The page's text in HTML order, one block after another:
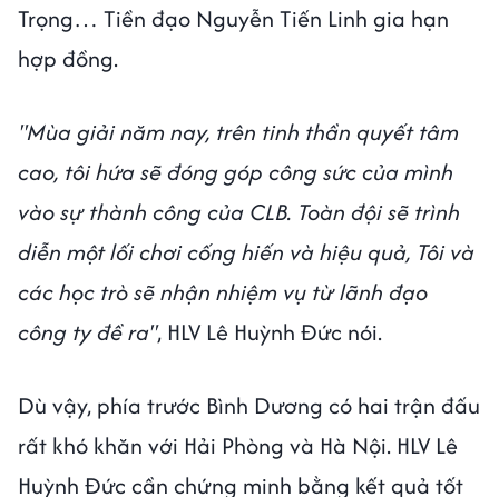
Trọng… Tiền đạo Nguyễn Tiến Linh gia hạn
hợp đồng.
"Mùa giải năm nay, trên tinh thần quyết tâm
cao, tôi hứa sẽ đóng góp công sức của mình
vào sự thành công của CLB. Toàn đội sẽ trình
diễn một lối chơi cống hiến và hiệu quả, Tôi và
các học trò sẽ nhận nhiệm vụ từ lãnh đạo
công ty đề ra", HLV Lê Huỳnh Đức nói.
Dù vậy, phía trước Bình Dương có hai trận đấu
rất khó khăn với Hải Phòng và Hà Nội. HLV Lê
Huỳnh Đức cần chứng minh bằng kết quả tốt